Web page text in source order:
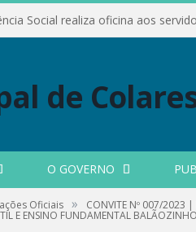
O GOVERNO
Oficiais » CONVITE Nº 007/2023 |
E ENSINO FUNDAMENTAL